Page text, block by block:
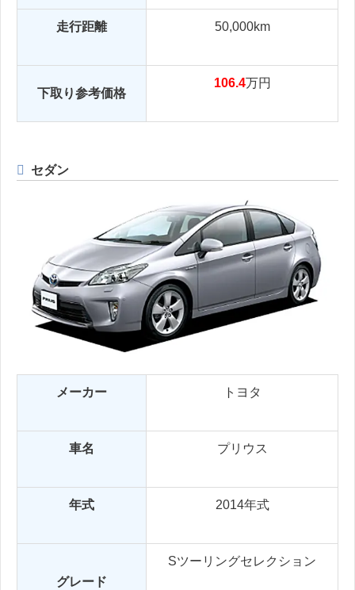
走行距離 50,000km
下取り参考価格
106.4万円
セダン
メーカー トヨタ
車名 プリウス
年式 2014年式
グレード
Sツーリングセレクション